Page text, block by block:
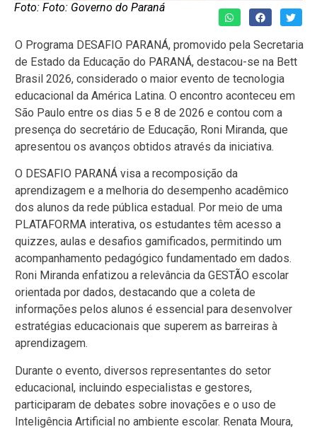
Foto: Foto: Governo do Paraná
O Programa DESAFIO PARANÁ, promovido pela Secretaria
de Estado da Educação do PARANÁ, destacou-se na Bett
Brasil 2026, considerado o maior evento de tecnologia
educacional da América Latina. O encontro aconteceu em
São Paulo entre os dias 5 e 8 de 2026 e contou com a
presença do secretário de Educação, Roni Miranda, que
apresentou os avanços obtidos através da iniciativa.
O DESAFIO PARANÁ visa a recomposição da
aprendizagem e a melhoria do desempenho acadêmico
dos alunos da rede pública estadual. Por meio de uma
PLATAFORMA interativa, os estudantes têm acesso a
quizzes, aulas e desafios gamificados, permitindo um
acompanhamento pedagógico fundamentado em dados.
Roni Miranda enfatizou a relevância da GESTÃO escolar
orientada por dados, destacando que a coleta de
informações pelos alunos é essencial para desenvolver
estratégias educacionais que superem as barreiras à
aprendizagem.
Durante o evento, diversos representantes do setor
educacional, incluindo especialistas e gestores,
participaram de debates sobre inovações e o uso de
Inteligência Artificial no ambiente escolar. Renata Moura,